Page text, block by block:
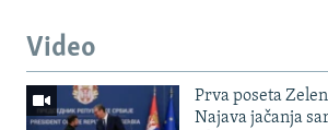
Video
Prva poseta
Najava jačanja